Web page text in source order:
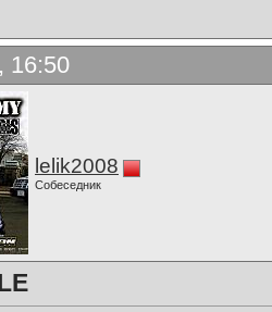
16:50
lelik2008
Собеседник